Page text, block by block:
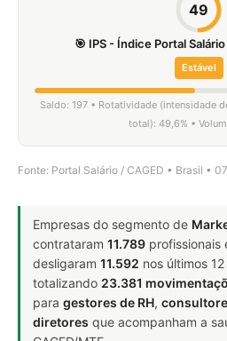
49
🎯 IPS - Índice Portal
Estável
Saldo: 197 • Rotatividade (intensidade
total): 49,6% •
Fonte: Portal Salário / CAGED • Brasil •
Empresas do segmento de
contrataram 11.789 profissionais
desligaram 11.592 nos últimos
totalizando 23.381
para gestores de RH,
diretores que acompanham a